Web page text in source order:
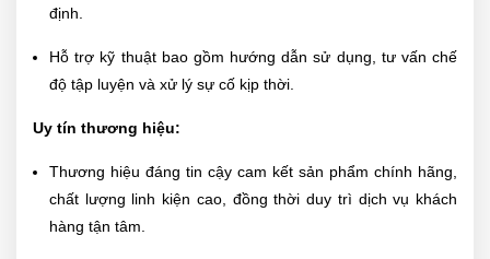
định.
Hỗ trợ kỹ thuật bao gồm hướng dẫn sử dụng, tư vấn chế
độ tập luyện và xử lý sự cố kịp thời.
Uy tín thương hiệu:
Thương hiệu đáng tin cậy cam kết sản phẩm chính hãng,
chất lượng linh kiện cao, đồng thời duy trì dịch vụ khách
hàng tận tâm.